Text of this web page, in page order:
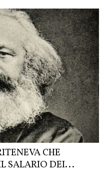
CHE
SALARIO DEI...